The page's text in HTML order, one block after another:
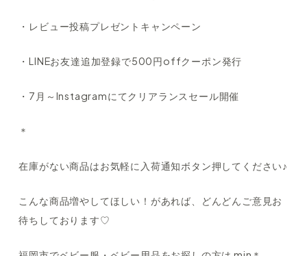
・レビュー投稿プレゼントキャンペーン
・LINEお友達追加登録で500円offクーポン発行
・7月～Instagramにてクリアランスセール開催
＊
在庫がない商品はお気軽に入荷通知ボタン押してください♪
こんな商品増やしてほしい！があれば、どんどんご意見お
待ちしております♡